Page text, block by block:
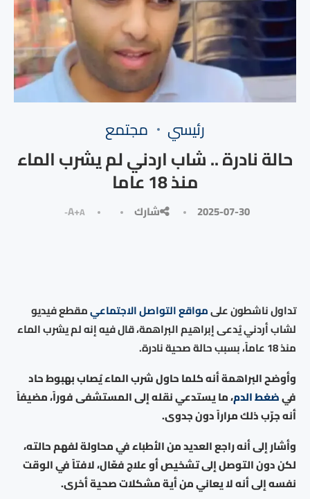
رئيسي مجتمع
حالة نادرة .. شاب اردني لم يشرب الماء
منذ 18 عاما
2025-07-30 شارك A+A-
تداول ناشطون علىمواقع التواصل الاجتماعيمقطع فيديو
لشاب أردني يُدعى إبراهيم البراهمة، قال فيه إنه لم يشرب الماء
منذ 18 عاماً، بسبب حالة صحية نادرة
.
وأوضح البراهمة أنه كلما حاول شرب الماء يُصاب بهبوط حاد
فيضغط الدم، ما يستدعي نقله إلى المستشفى فوراً، مضيفاً
أنه جرّب ذلك مراراً دون جدوى.
وأشار إلى أنه راجع العديد من الأطباء في محاولة لفهم حالته،
لكن دون التوصل إلى تشخيص أو علاج فعّال، لافتاً في الوقت
نفسه إلى أنه لا يعاني من أية مشكلات صحية أخرى.